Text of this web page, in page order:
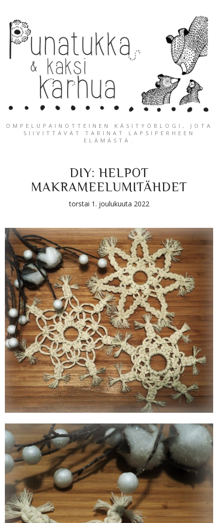
OMPELUPAINOTTEINEN KÄSITYÖBLOGI, JOTA
SIIVITTÄVÄT TARINAT LAPSIPERHEEN
ELÄMÄSTÄ.
DIY: HELPOT
MAKRAMEELUMITÄHDET
torstai 1. joulukuuta 2022